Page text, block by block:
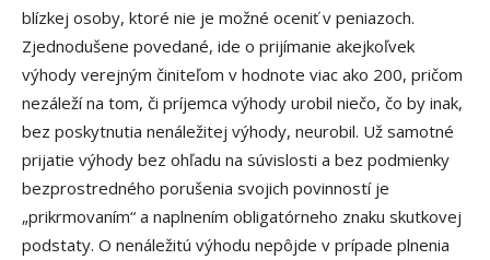
blízkej osoby, ktoré nie je možné oceniť v peniazoch.
Zjednodušene povedané, ide o prijímanie akejkoľvek
výhody verejným činiteľom v hodnote viac ako 200, pričom
nezáleží na tom, či príjemca výhody urobil niečo, čo by inak,
bez poskytnutia nenáležitej výhody, neurobil. Už samotné
prijatie výhody bez ohľadu na súvislosti a bez podmienky
bezprostredného porušenia svojich povinností je
„prikrmovaním“ a naplnením obligatórneho znaku skutkovej
podstaty. O nenáležitú výhodu nepôjde v prípade plnenia